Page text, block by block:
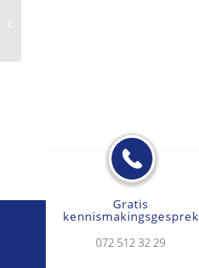
Gratis
kennismakingsgesprek
072 512 32 29